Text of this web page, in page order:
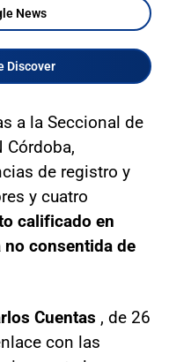
News
Discover
a la Seccional de
Córdoba,
de registro y
y cuatro
calificado en
consentida de
Cuentas , de 26
con las